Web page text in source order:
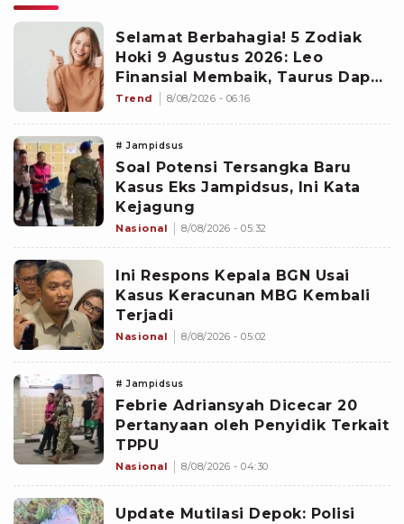
Selamat Berbahagia! 5 Zodiak
Hoki 9 Agustus 2026: Leo
Finansial Membaik, Taurus Dapat
Peluang dari Arah Tak Terduga
Trend 8/08/2026 - 06:16
# Jampidsus
Soal Potensi Tersangka Baru
Kasus Eks Jampidsus, Ini Kata
Kejagung
Nasional 8/08/2026 - 05:32
Ini Respons Kepala BGN Usai
Kasus Keracunan MBG Kembali
Terjadi
Nasional 8/08/2026 - 05:02
# Jampidsus
Febrie Adriansyah Dicecar 20
Pertanyaan oleh Penyidik Terkait
TPPU
Nasional 8/08/2026 - 04:30
Update Mutilasi Depok: Polisi